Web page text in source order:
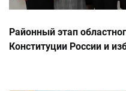
Районный этап
Конституции России и